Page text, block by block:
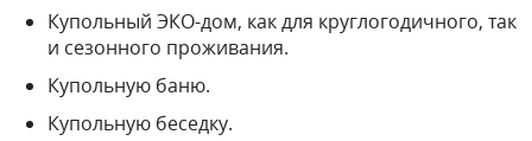
Купольный ЭКО-дом, как для круглогодичного, так
и сезонного проживания.
Купольную баню.
Купольную беседку.